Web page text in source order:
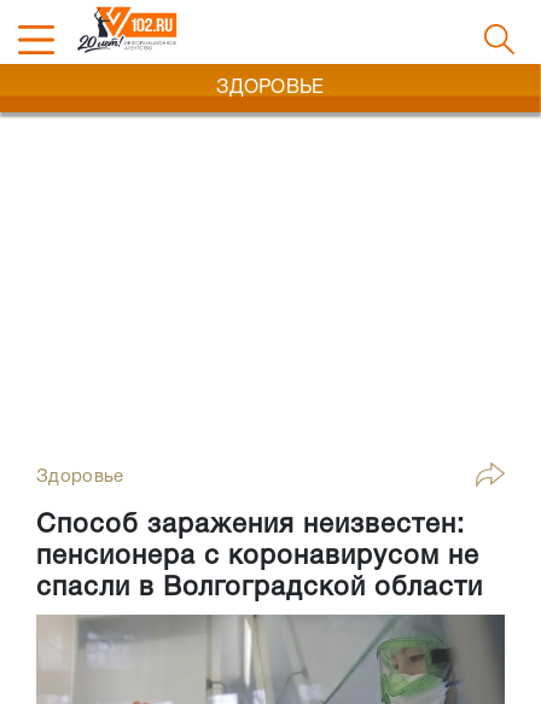
ЗДОРОВЬЕ
Здоровье
Способ заражения неизвестен:
пенсионера с коронавирусом не
спасли в Волгоградской области